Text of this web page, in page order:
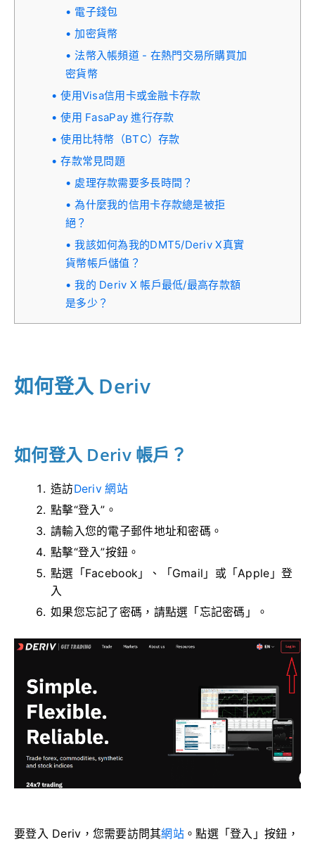
電子錢包
加密貨幣
法幣入帳頻道 - 在熱門交易所購買加
密貨幣
使用Visa信用卡或金融卡存款
使用 FasaPay 進行存款
使用比特幣（BTC）存款
存款常見問題
處理存款需要多長時間？
為什麼我的信用卡存款總是被拒
絕？
我該如何為我的DMT5/Deriv X真實
貨幣帳戶儲值？
我的 Deriv X 帳戶最低/最高存款額
是多少？
如何登入 Deriv
如何登入 Deriv 帳戶？
造訪Deriv 網站
點擊“登入”。
請輸入您的電子郵件地址和密碼。
點擊“登入”按鈕。
點選「Facebook」、「Gmail」或「Apple」登
入
如果您忘記了密碼，請點選「忘記密碼」。
要登入 Deriv，您需要訪問其網站 。點選「登入」按鈕，